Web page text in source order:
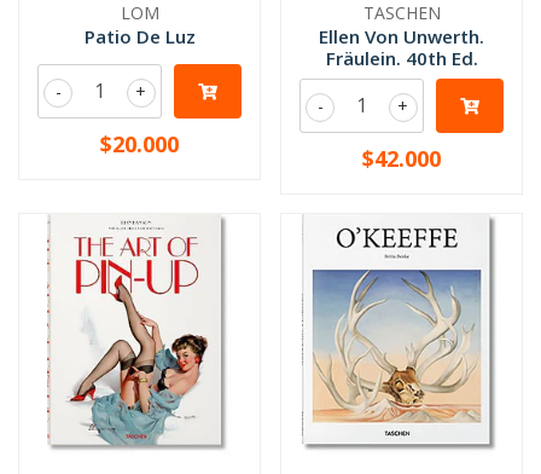
LOM
Patio De Luz
+
-
$20.000
TASCHEN
Ellen Von Unwerth.
Fräulein. 40th Ed.
+
-
$42.000